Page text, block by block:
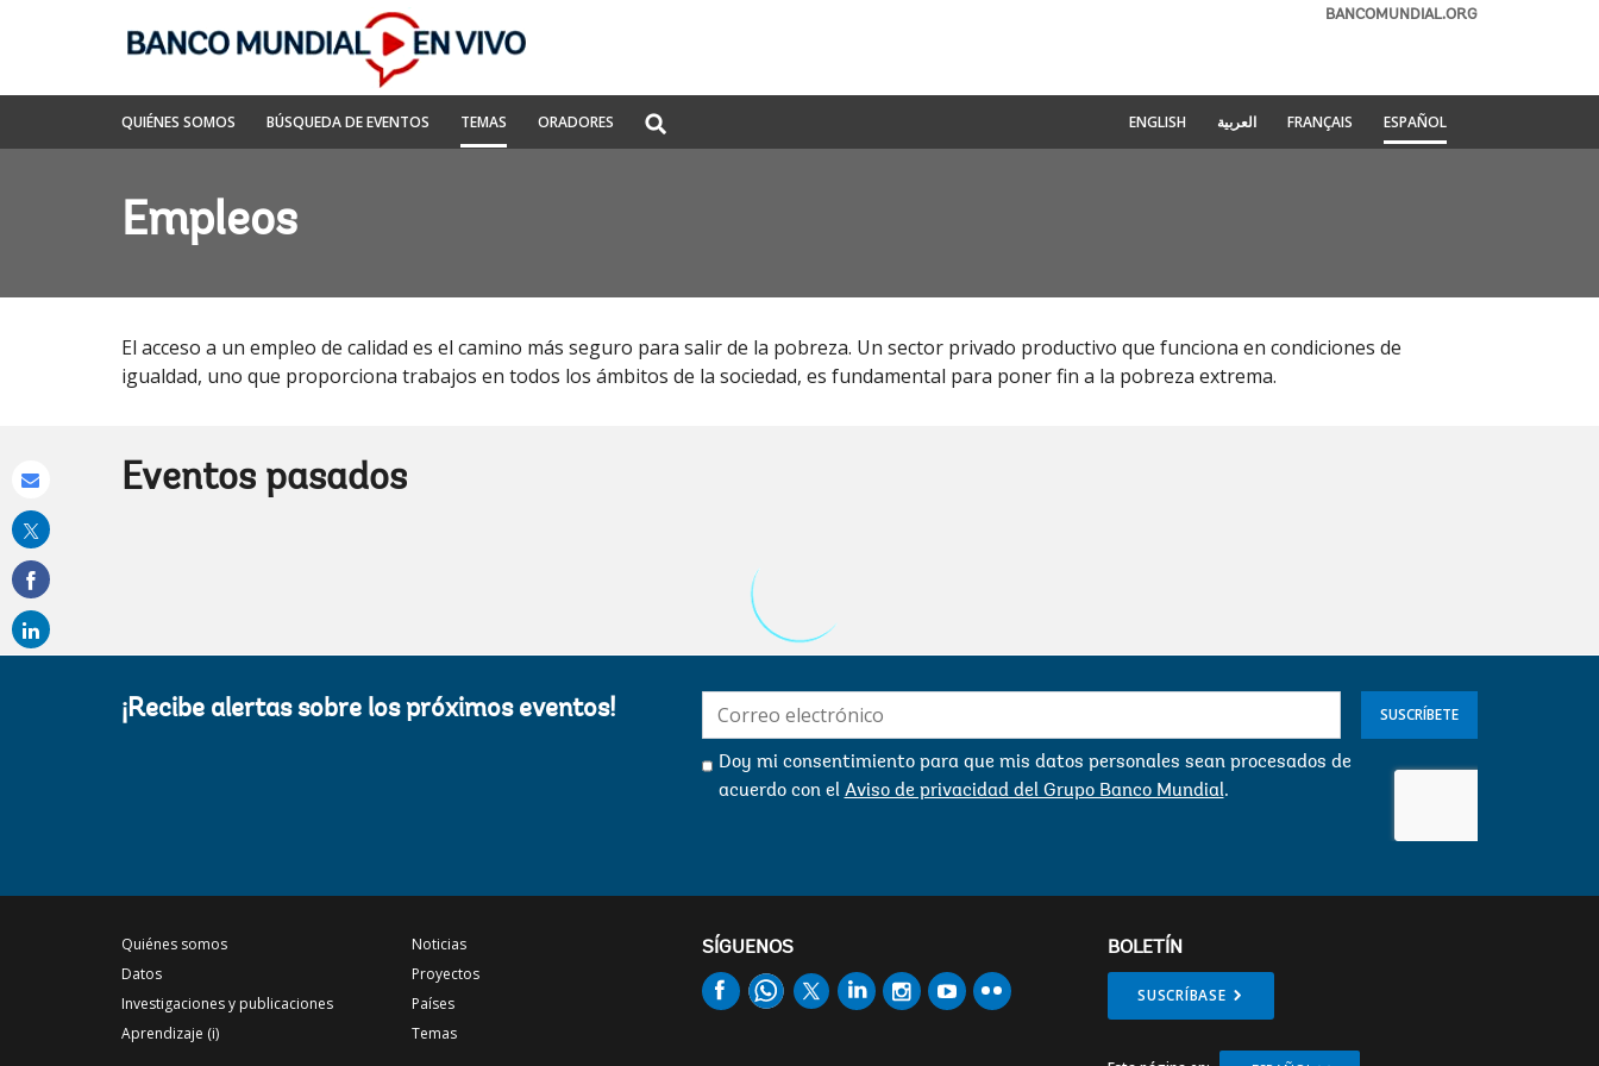
Navigation
Banco
Mundial
BANCOMUNDIAL.ORG
QUIÉNES SOMOS BÚSQUEDA DE EVENTOS TEMAS ORADORES
Global
Search
ENGLISH العربية FRANÇAIS ESPAÑOL
Empleos
El acceso a un empleo de calidad es el camino más seguro para salir de la pobreza. Un sector privado productivo que funciona en condiciones de
igualdad, uno que proporciona trabajos en todos los ámbitos de la sociedad, es fundamental para poner fin a la pobreza extrema.
Eventos pasados
¡Recibe alertas sobre los próximos eventos!
mail:
Doy mi consentimiento para que mis datos personales sean procesados ​​de
acuerdo con el Aviso de privacidad del Grupo Banco Mundial.
SUSCRÍBETE
Quiénes somos
Datos
Investigaciones y publicaciones
Aprendizaje (i)
Noticias
Proyectos
Países
Temas
SÍGUENOS BOLETÍN
SUSCRÍBASE
this
email